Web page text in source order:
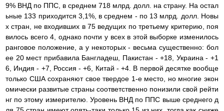
9% ВНД по ППС, в среднем 718 млрд. долл. на страну. На остал
ьные 133 приходится 3,1%, в среднем - по 13 млрд. долл. Новы
х стран, не входивших в 75 ведущих по третьему критерию, поя
вилось всего 4, однако почти у всех в этой выборке изменилось
ранговое положение, а у некоторых - весьма существенно: бол
ее 20 мест прибавила Бангладеш, Пакистан - +18, Украина - +1
6, Индия - +7, Россия - +6, Китай - +4. В первой десятке вообще
только США сохраняют свое твердое 1-е место, но многие экон
омически развитые страны соответственно понизили свой рейти
нг по этому измерителю. Уровень ВНД по ППС выше среднего д